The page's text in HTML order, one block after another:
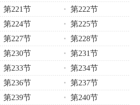
第221节
第222节
第224节
第225节
第227节
第228节
第230节
第231节
第233节
第234节
第236节
第237节
第239节
第240节